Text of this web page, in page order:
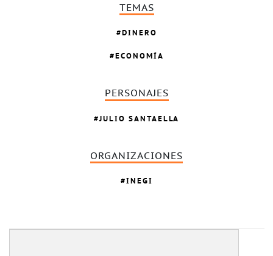
TEMAS
DINERO
ECONOMÍA
PERSONAJES
JULIO SANTAELLA
ORGANIZACIONES
INEGI